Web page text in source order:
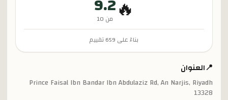
🔥 من 10
بناءً على 659تقييم
📍العنوان
Prince Faisal Ibn Bandar Ibn Abdulaziz Rd, An Narjis, Riyadh
13328